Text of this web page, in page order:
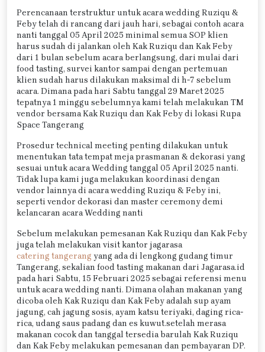
Perencanaan terstruktur untuk acara wedding Ruziqu &
Feby telah di rancang dari jauh hari, sebagai contoh acara
nanti tanggal 05 April 2025 minimal semua SOP klien
harus sudah di jalankan oleh Kak Ruziqu dan Kak Feby
dari 1 bulan sebelum acara berlangsung, dari mulai dari
food tasting, survei kantor sampai dengan pertemuan
klien sudah harus dilakukan maksimal di h-7 sebelum
acara. Dimana pada hari Sabtu tanggal 29 Maret 2025
tepatnya 1 minggu sebelumnya kami telah melakukan TM
vendor bersama Kak Ruziqu dan Kak Feby di lokasi Rupa
Space Tangerang
Prosedur technical meeting penting dilakukan untuk
menentukan tata tempat meja prasmanan & dekorasi yang
sesuai untuk acara Wedding tanggal 05 April 2025 nanti.
Tidak lupa kami juga melakukan koordinasi dengan
vendor lainnya di acara wedding Ruziqu & Feby ini,
seperti vendor dekorasi dan master ceremony demi
kelancaran acara Wedding nanti
Sebelum melakukan pemesanan Kak Ruziqu dan Kak Feby
juga telah melakukan visit kantor jagarasa
catering tangerang yang ada di lengkong gudang timur
Tangerang, sekalian food tasting makanan dari Jagarasa.id
pada hari Sabtu, 15 Februari 2025 sebagai referensi menu
untuk acara wedding nanti. Dimana olahan makanan yang
dicoba oleh Kak Ruziqu dan Kak Feby adalah sup ayam
jagung, cah jagung sosis, ayam katsu teriyaki, daging rica-
rica, udang saus padang dan es kuwut.setelah merasa
makanan cocok dan tanggal tersedia barulah Kak Ruziqu
dan Kak Feby melakukan pemesanan dan pembayaran DP.